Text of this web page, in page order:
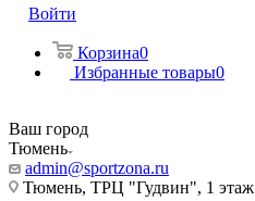
Войти
Корзина0
Избранные товары0
Ваш город
Тюмень
admin@sportzona.ru
Тюмень, ТРЦ "Гудвин", 1 этаж